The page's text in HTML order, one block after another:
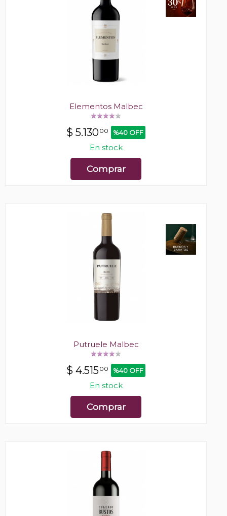
Elementos Malbec
$ 5.13000 %40 OFF
En stock
Comprar
Putruele Malbec
$ 4.51500 %40 OFF
En stock
Comprar